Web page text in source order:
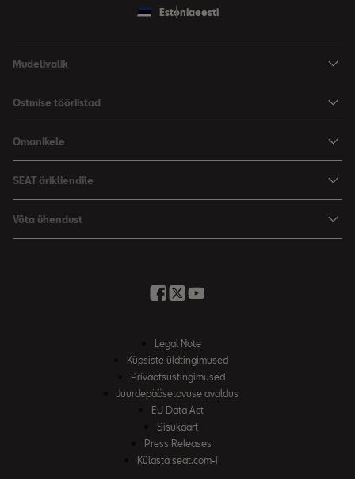
Estoniaeesti
Mudelivalik
Leon
Leon Sportstourer
Ostmise tööriistad
Varustus ja tehnilised andmed
Broneeri proovisõit
Omanikele
Varuosad
Garantii
SEAT ärikliendile
Võta ühendust
Legal Note
Küpsiste üldtingimused
Privaatsustingimused
Juurdepääsetavuse avaldus
EU Data Act
Sisukaart
Press Releases
Külasta seat.com-i